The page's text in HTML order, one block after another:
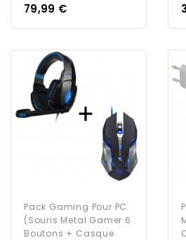
Prix
79,99 €
Pack Gaming Pour PC
(Souris Metal Gamer 6
Boutons + Casque